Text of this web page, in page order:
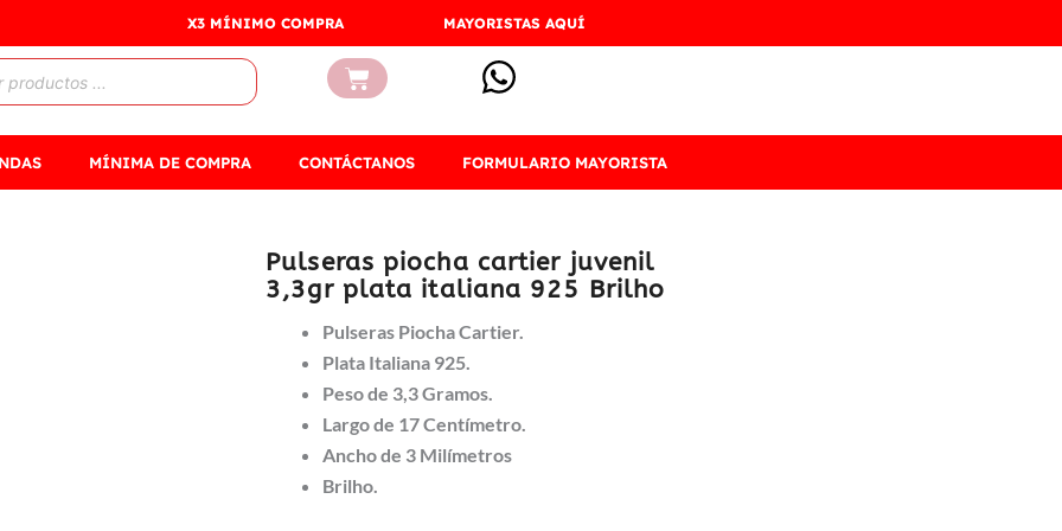
X3 MÍNIMO COMPRA MAYORISTAS AQUÍ
Carrito
MÍNIMA DE COMPRA CONTÁCTANOS FORMULARIO MAYORISTA
Pulseras piocha cartier juvenil
3,3gr plata italiana 925 Brilho
Pulseras Piocha Cartier.
Plata Italiana 925.
Peso de 3,3 Gramos.
Largo de 17 Centímetro.
Ancho de 3 Milímetros
Brilho.